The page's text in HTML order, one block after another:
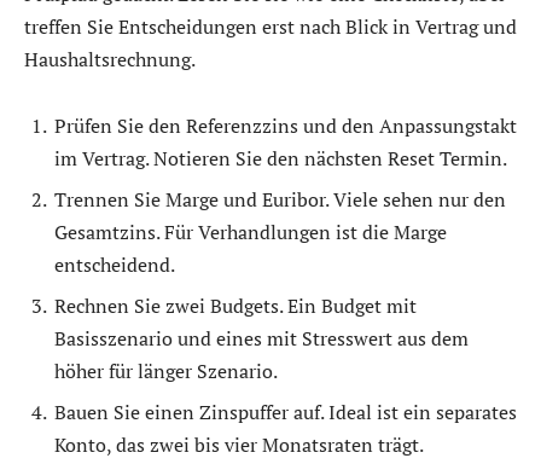
treffen Sie Entscheidungen erst nach Blick in Vertrag und
Haushaltsrechnung.
Prüfen Sie den Referenzzins und den Anpassungstakt
im Vertrag. Notieren Sie den nächsten Reset Termin.
Trennen Sie Marge und Euribor. Viele sehen nur den
Gesamtzins. Für Verhandlungen ist die Marge
entscheidend.
Rechnen Sie zwei Budgets. Ein Budget mit
Basisszenario und eines mit Stresswert aus dem
höher für länger Szenario.
Bauen Sie einen Zinspuffer auf. Ideal ist ein separates
Konto, das zwei bis vier Monatsraten trägt.